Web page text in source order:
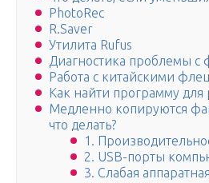
PhotoRec
R.Saver
Утилита Rufus
Диагностика проблемы
Работа с китайскими
Как найти программу
Медленно копируются
что делать?
1.
2. USB-порты
3. Слабая